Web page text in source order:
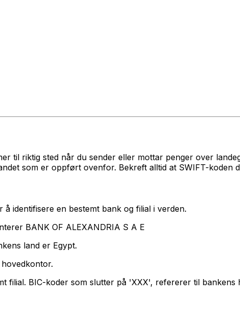
til riktig sted når du sender eller mottar penger over
som er oppført ovenfor. Bekreft alltid at SWIFT-koden
identifisere en bestemt bank og filial i verden.
BANK OF ALEXANDRIA S A E
land er Egypt.
filial. BIC-koder som slutter på 'XXX', refererer til bankens